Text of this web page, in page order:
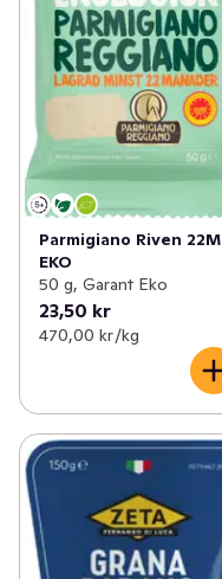
Parmigiano Riven 22M
EKO
50 g, Garant Eko
23,50 kr
470,00 kr /kg